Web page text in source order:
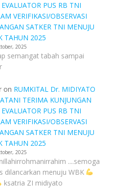
PUS RB TNI
VERIFIKASI/OBSERVASI
SATKER TNI MENUJU
TAHUN 2025
2025
semangat tabah sampai
on RUMKITAL Dr. MIDIYATO
TERIMA KUNJUNGAN
PUS RB TNI
VERIFIKASI/OBSERVASI
SATKER TNI MENUJU
TAHUN 2025
2025
....semoga
dilancarkan menuju WBK
ksatria ZI midiyato